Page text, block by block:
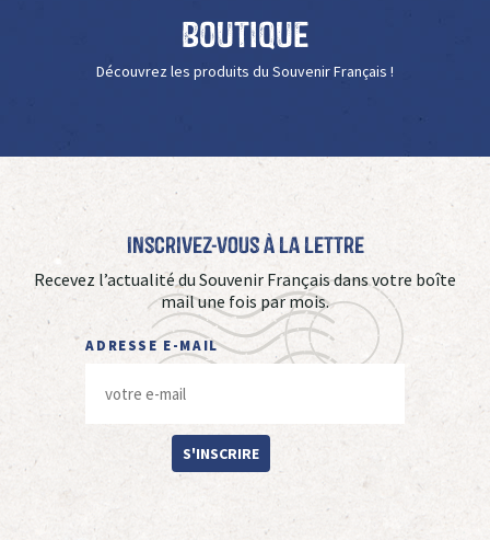
Boutique
Découvrez les produits du Souvenir Français !
Inscrivez-vous à La Lettre
Recevez l’actualité du Souvenir Français dans votre boîte
mail une fois par mois.
ADRESSE E-MAIL
S'INSCRIRE